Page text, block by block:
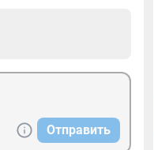
Отправить